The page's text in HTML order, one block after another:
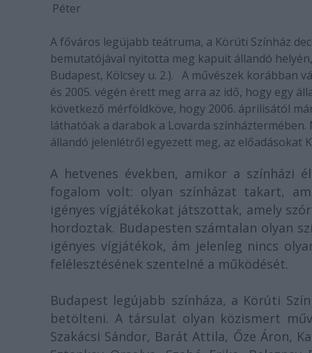
Péter
A főváros legújabb teátruma, a Körúti Színház
bemutatójával nyitotta meg kapuit állandó
Budapest, Kölcsey u. 2.). A művészek
és 2005. végén érett meg arra az idő, hogy egy
következő mérföldköve, hogy 2006. áprilisától
láthatóak a darabok a Lovarda
állandó jelenlétről egyezett meg, az előadásokat
A hetvenes években, amikor a színházi
fogalom volt: olyan színházat takart,
igényes vígjátékokat játszottak, amely
hordoztak. Budapesten számtalan olyan
igényes vígjátékok, ám jelenleg nincs
felélesztésének szentelné a működését.
Budapest legújabb színháza, a Körúti
betölteni. A társulat olyan közismert
Szakácsi Sándor, Barát Attila, Őze Áron,